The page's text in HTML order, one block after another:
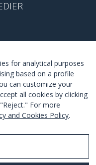
TILSLUTTE
for analytical purposes
based on a profile
can customize your
all cookies by clicking
For more
and Cookies Policy.